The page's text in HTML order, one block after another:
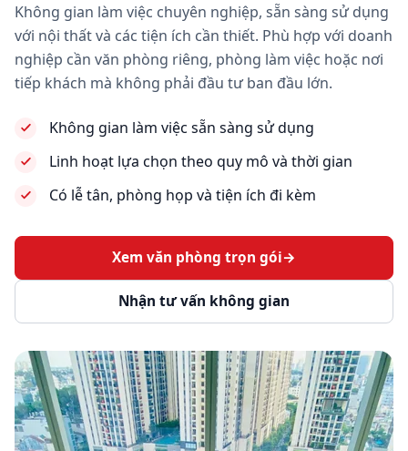
Không gian làm việc chuyên nghiệp, sẵn sàng sử dụng
với nội thất và các tiện ích cần thiết. Phù hợp với doanh
nghiệp cần văn phòng riêng, phòng làm việc hoặc nơi
tiếp khách mà không phải đầu tư ban đầu lớn.
Không gian làm việc sẵn sàng sử dụng
Linh hoạt lựa chọn theo quy mô và thời gian
Có lễ tân, phòng họp và tiện ích đi kèm
Xem văn phòng trọn gói→
Nhận tư vấn không gian